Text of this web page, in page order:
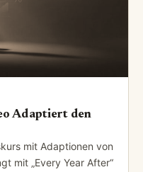
Adaptiert den
mit Adaptionen von
mit „Every Year After“